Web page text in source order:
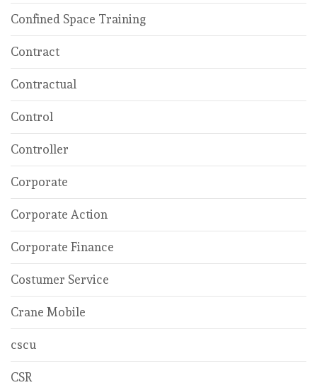
Confined Space Training
Contract
Contractual
Control
Controller
Corporate
Corporate Action
Corporate Finance
Costumer Service
Crane Mobile
cscu
CSR